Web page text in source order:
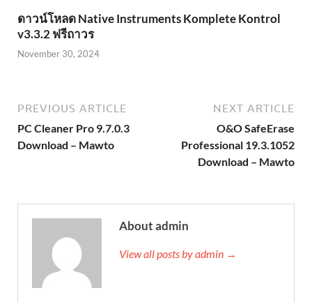
ดาวน์โหลด Native Instruments Komplete Kontrol
v3.3.2 ฟรีถาวร
November 30, 2024
PREVIOUS ARTICLE
PC Cleaner Pro 9.7.0.3
Download – Mawto
NEXT ARTICLE
O&O SafeErase
Professional 19.3.1052
Download – Mawto
About admin
View all posts by admin →